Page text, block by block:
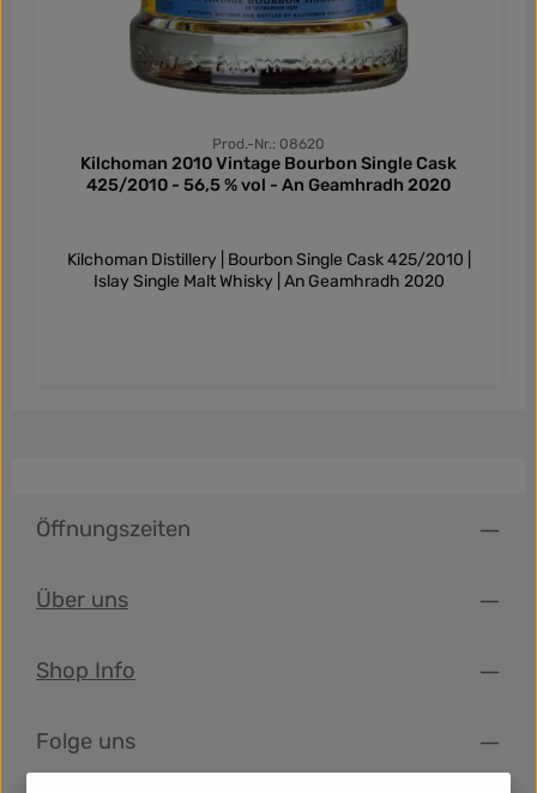
Prod.-Nr.: 08620
Kilchoman 2010 Vintage Bourbon Single Cask
425/2010 - 56,5 % vol - An Geamhradh 2020
Kilchoman Distillery | Bourbon Single Cask 425/2010 |
Islay Single Malt Whisky | An Geamhradh 2020
Öffnungszeiten
Über uns
Shop Info
Folge uns